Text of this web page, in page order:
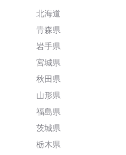
北海道
青森県
岩手県
宮城県
秋田県
山形県
福島県
茨城県
栃木県